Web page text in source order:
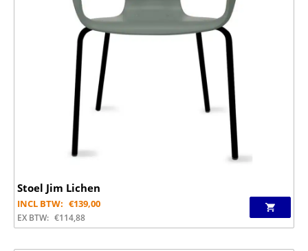
Stoel Jim Lichen
INCL BTW: €139,00
EX BTW: €114,88